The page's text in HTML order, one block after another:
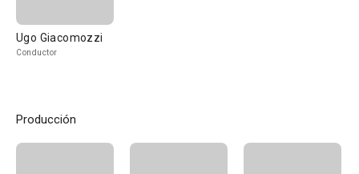
Ugo Giacomozzi
Conductor
Producción